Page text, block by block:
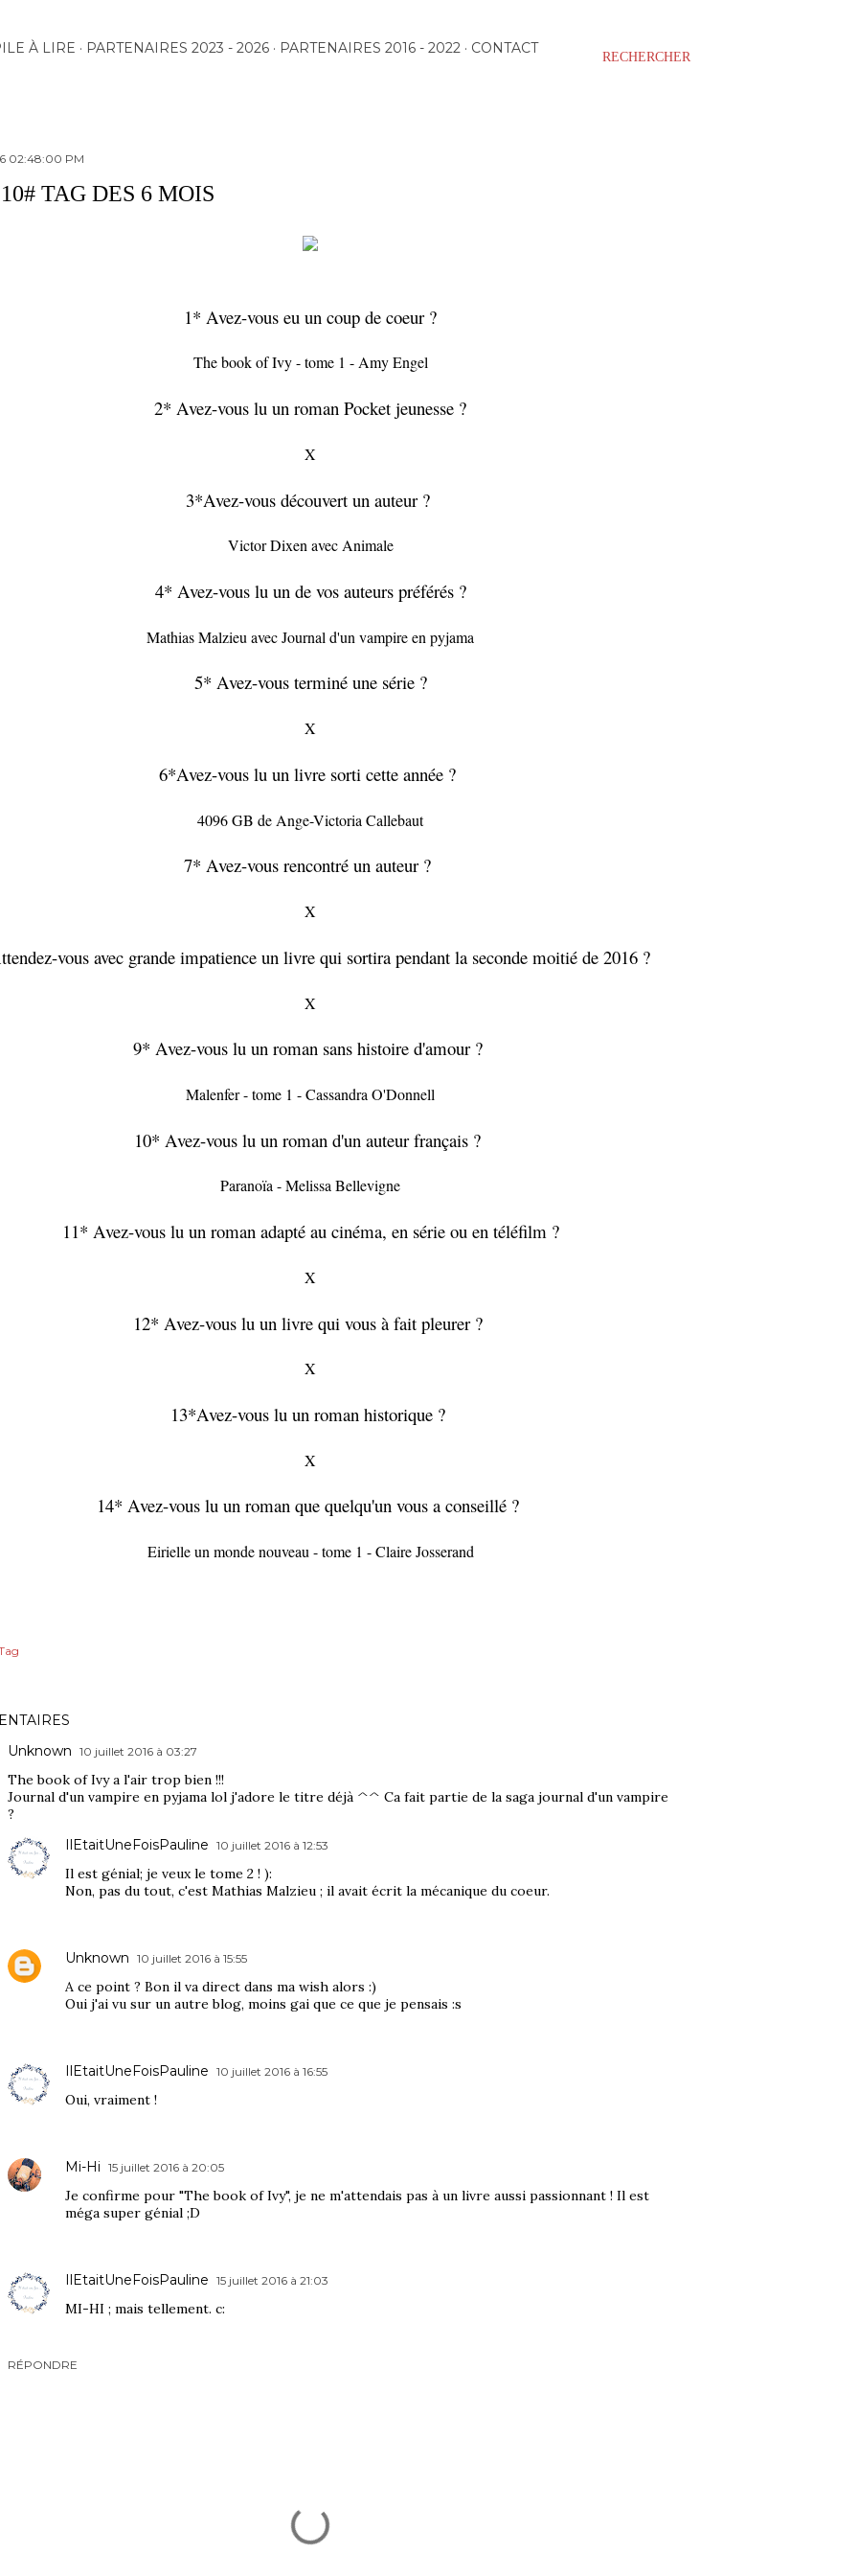
RECHERCHER
À LIRE PARTENAIRES 2023 - 2026 PARTENAIRES 2016 - 2022 CONTACT
02:48:00 PM
TAG DES 6 MOIS
1* Avez-vous eu un coup de coeur ?
The book of Ivy - tome 1 - Amy Engel
2* Avez-vous lu un roman Pocket jeunesse ?
X
3*Avez-vous découvert un auteur ?
Victor Dixen avec Animale
4* Avez-vous lu un de vos auteurs préférés ?
Mathias Malzieu avec Journal d'un vampire en pyjama
5* Avez-vous terminé une série ?
X
6*Avez-vous lu un livre sorti cette année ?
4096 GB de Ange-Victoria Callebaut
7* Avez-vous rencontré un auteur ?
X
vous avec grande impatience un livre qui sortira pendant la seconde moitié de 2016 ?
X
9* Avez-vous lu un roman sans histoire d'amour ?
Malenfer - tome 1 - Cassandra O'Donnell
10* Avez-vous lu un roman d'un auteur français ?
Paranoïa - Melissa Bellevigne
11* Avez-vous lu un roman adapté au cinéma, en série ou en téléfilm ?
X
12* Avez-vous lu un livre qui vous à fait pleurer ?
X
13*Avez-vous lu un roman historique ?
X
14* Avez-vous lu un roman que quelqu'un vous a conseillé ?
Eirielle un monde nouveau - tome 1 - Claire Josserand
Unknown 10 juillet 2016 à 03:27
The book of Ivy a l'air trop bien !!!
Journal d'un vampire en pyjama lol j'adore le titre déjà ^^ Ca fait partie de la saga journal d'un vampire
?
RÉPONDRE
IlEtaitUneFoisPauline 10 juillet 2016 à 12:53
Il est génial; je veux le tome 2 ! ):
Non, pas du tout, c'est Mathias Malzieu ; il avait écrit la mécanique du coeur.
Unknown 10 juillet 2016 à 15:55
A ce point ? Bon il va direct dans ma wish alors :)
Oui j'ai vu sur un autre blog, moins gai que ce que je pensais :s
IlEtaitUneFoisPauline 10 juillet 2016 à 16:55
Oui, vraiment !
Mi-Hi 15 juillet 2016 à 20:05
Je confirme pour "The book of Ivy", je ne m'attendais pas à un livre aussi passionnant ! Il est
méga super génial ;D
IlEtaitUneFoisPauline 15 juillet 2016 à 21:03
MI-HI ; mais tellement. c: